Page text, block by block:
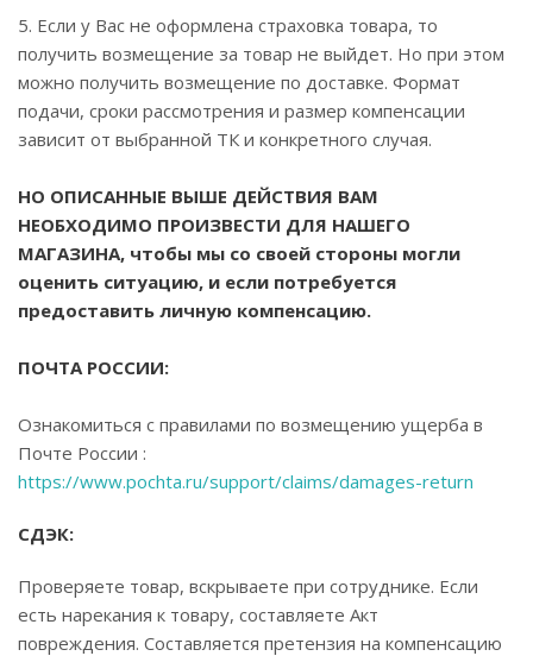
5. Если у Вас не оформлена страховка товара, то
получить возмещение за товар не выйдет. Но при этом
можно получить возмещение по доставке. Формат
подачи, сроки рассмотрения и размер компенсации
зависит от выбранной ТК и конкретного случая.
НО ОПИСАННЫЕ ВЫШЕ ДЕЙСТВИЯ ВАМ
НЕОБХОДИМО ПРОИЗВЕСТИ ДЛЯ НАШЕГО
МАГАЗИНА, чтобы мы со своей стороны могли
оценить ситуацию, и если потребуется
предоставить личную компенсацию.
ПОЧТА РОССИИ:
Ознакомиться с правилами по возмещению ущерба в
Почте России :
https://www.pochta.ru/support/claims/damages-return
СДЭК:
Проверяете товар, вскрываете при сотруднике. Если
есть нарекания к товару, составляете Акт
повреждения. Составляется претензия на компенсацию